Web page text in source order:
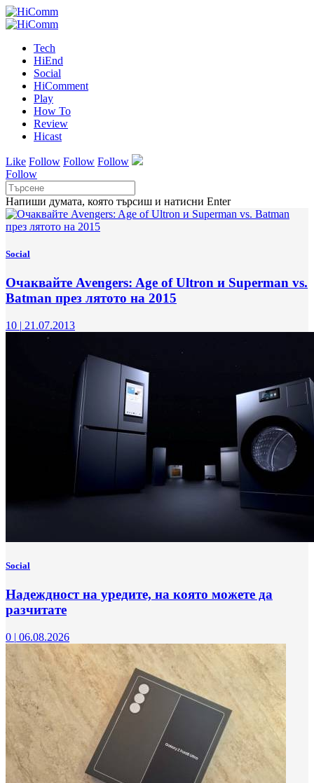
Tech
HiEnd
Social
HiComment
Play
How To
Review
Hicast
Like Follow Follow Follow
Follow
Напиши думата, която търсиш и натисни Enter
Social
Очаквайте Avengers: Age of Ultron и Superman vs.
Batman през лятото на 2015
10 | 21.07.2013
Social
Надеждност на уредите, на която можете да
разчитате
0 | 06.08.2026